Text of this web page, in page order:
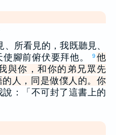
所看見的，我既聽見、
腳前俯伏要拜他。
9 他
與你，和你的弟兄眾先
人，同是做僕人的。你
說：「不可封了這書上的